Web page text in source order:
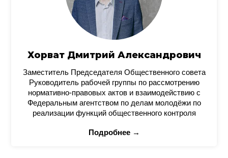
Хорват Дмитрий Александрович
Заместитель Председателя Общественного совета
Руководитель рабочей группы по рассмотрению
нормативно-правовых актов и взаимодействию с
Федеральным агентством по делам молодёжи по
реализации функций общественного контроля
Подробнее →